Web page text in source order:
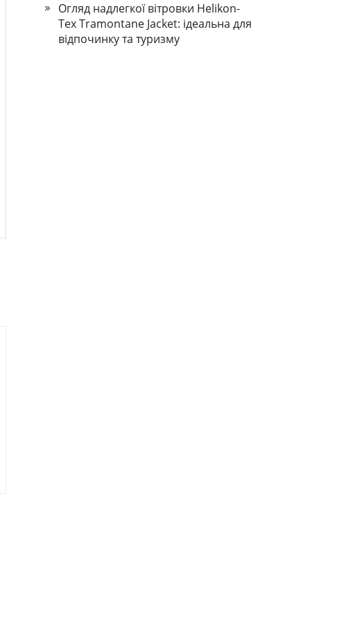
Огляд надлегкої вітровки Helikon-
Tex Tramontane Jacket: ідеальна для
відпочинку та туризму